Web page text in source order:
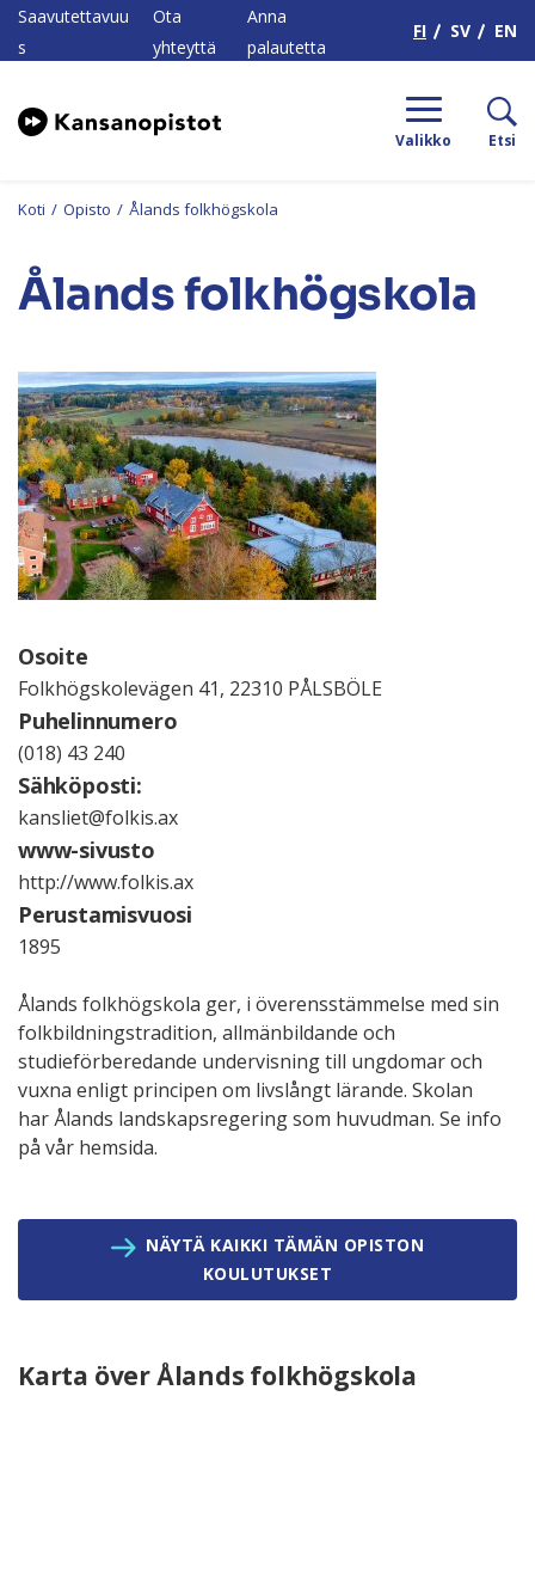
Saavutettavuu
s
Ota
yhteyttä
Anna
palautetta
FI SV EN
Valikko Etsi
Koti / Opisto / Ålands folkhögskola
Ålands folkhögskola
Osoite
Folkhögskolevägen 41, 22310 PÅLSBÖLE
Puhelinnumero
(018) 43 240
Sähköposti:
kansliet@folkis.ax
www-sivusto
http://www.folkis.ax
Perustamisvuosi
1895
Ålands folkhögskola ger, i överensstämmelse med sin
folkbildningstradition, allmänbildande och
studieförberedande undervisning till ungdomar och
vuxna enligt principen om livslångt lärande. Skolan
har Ålands landskapsregering som huvudman. Se info
på vår hemsida.
NÄYTÄ KAIKKI TÄMÄN OPISTON
KOULUTUKSET
Karta över Ålands folkhögskola